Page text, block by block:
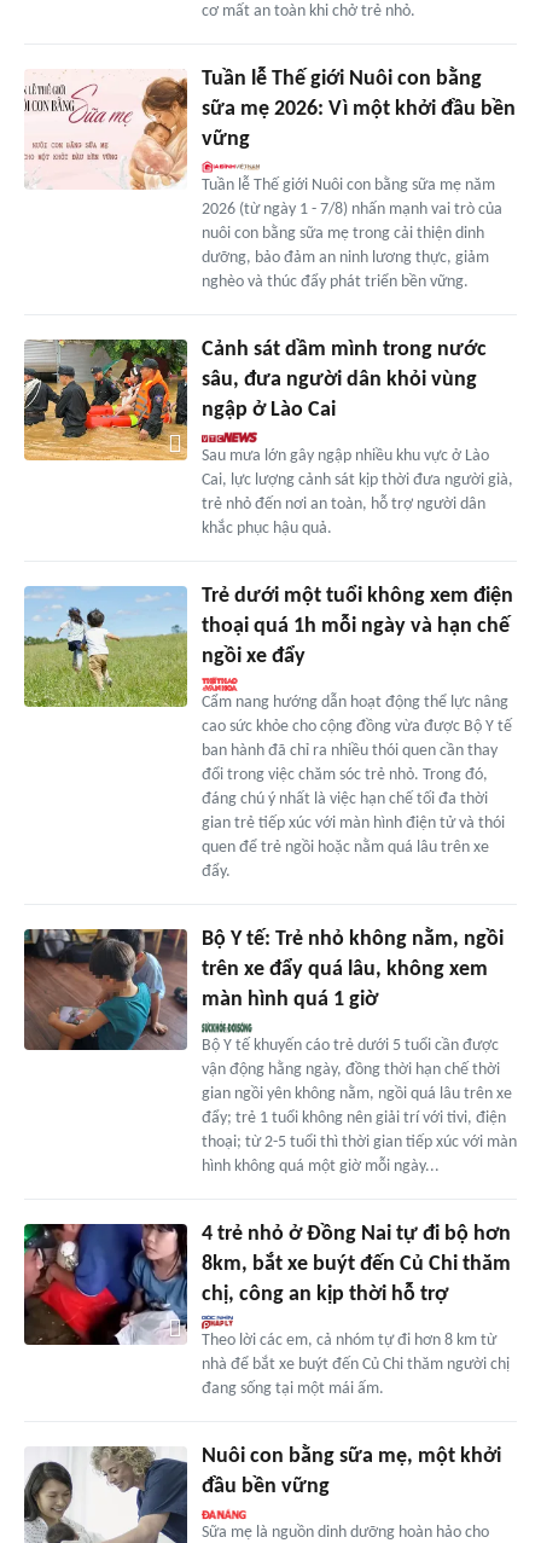
cơ mất an toàn khi chở trẻ nhỏ.
Tuần lễ Thế giới Nuôi con bằng
sữa mẹ 2026: Vì một khởi đầu bền
vững
Tuần lễ Thế giới Nuôi con bằng sữa mẹ năm
2026 (từ ngày 1 - 7/8) nhấn mạnh vai trò của
nuôi con bằng sữa mẹ trong cải thiện dinh
dưỡng, bảo đảm an ninh lương thực, giảm
nghèo và thúc đẩy phát triển bền vững.
Cảnh sát dầm mình trong nước
sâu, đưa người dân khỏi vùng
ngập ở Lào Cai
Sau mưa lớn gây ngập nhiều khu vực ở Lào
Cai, lực lượng cảnh sát kịp thời đưa người già,
trẻ nhỏ đến nơi an toàn, hỗ trợ người dân
khắc phục hậu quả.
Trẻ dưới một tuổi không xem điện
thoại quá 1h mỗi ngày và hạn chế
ngồi xe đẩy
Cẩm nang hướng dẫn hoạt động thể lực nâng
cao sức khỏe cho cộng đồng vừa được Bộ Y tế
ban hành đã chỉ ra nhiều thói quen cần thay
đổi trong việc chăm sóc trẻ nhỏ. Trong đó,
đáng chú ý nhất là việc hạn chế tối đa thời
gian trẻ tiếp xúc với màn hình điện tử và thói
quen để trẻ ngồi hoặc nằm quá lâu trên xe
đẩy.
Bộ Y tế: Trẻ nhỏ không nằm, ngồi
trên xe đẩy quá lâu, không xem
màn hình quá 1 giờ
Bộ Y tế khuyến cáo trẻ dưới 5 tuổi cần được
vận động hằng ngày, đồng thời hạn chế thời
gian ngồi yên không nằm, ngồi quá lâu trên xe
đẩy; trẻ 1 tuổi không nên giải trí với tivi, điện
thoại; từ 2-5 tuổi thì thời gian tiếp xúc với màn
hình không quá một giờ mỗi ngày...
4 trẻ nhỏ ở Đồng Nai tự đi bộ hơn
8km, bắt xe buýt đến Củ Chi thăm
chị, công an kịp thời hỗ trợ
Theo lời các em, cả nhóm tự đi hơn 8 km từ
nhà để bắt xe buýt đến Củ Chi thăm người chị
đang sống tại một mái ấm.
Nuôi con bằng sữa mẹ, một khởi
đầu bền vững
Sữa mẹ là nguồn dinh dưỡng hoàn hảo cho